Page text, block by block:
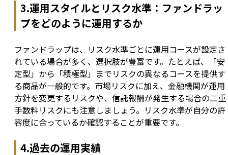
3.運用スタイルとリスク水準：ファンドラッ
プをどのように運用するか
ファンドラップは、リスク水準ごとに運用コースが設定さ
れている場合が多く、選択肢が豊富です。たとえば、「安
定型」から「積極型」までリスクの異なるコースを提供す
る商品が一般的です。市場リスクに加え、金融機関が運用
方針を変更するリスクや、信託報酬が発生する場合の二重
手数料リスクにも注意しましょう。リスク水準が自分の許
容度に合っているか確認することが重要です。
4.過去の運用実績